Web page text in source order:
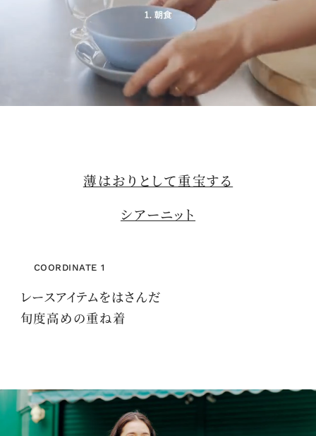
薄はおりとして重宝する
シアーニット
COORDINATE 1
レースアイテムをはさんだ
旬度高めの重ね着